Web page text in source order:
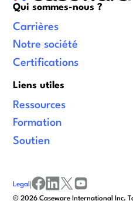
Qui sommes-nous ?
Carrières
Notre société
Certifications
Liens utiles
Ressources
Formation
Soutien
© 2026 Caseware International Inc.
Legal |
facebook
linkedinx/twitter
youtube